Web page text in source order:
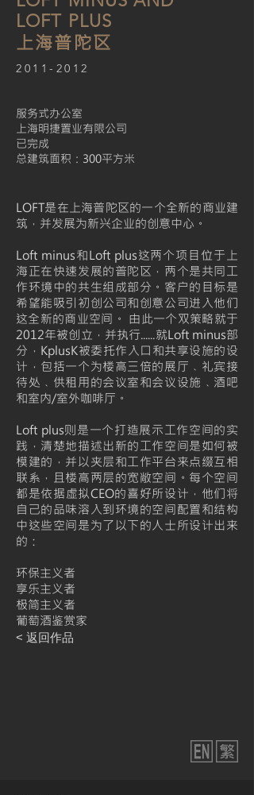
LOFT PLUS
上海普陀区
2011-2012
服务式办公室
上海明捷置业有限公司
已完成
总建筑面积：300平方米
LOFT是在上海普陀区的一个全新的商业建
筑，并发展为新兴企业的创意中心。
Loft minus和Loft plus这两个项目位于上
海正在快速发展的普陀区，两个是共同工
作环境中的共生组成部分。客户的目标是
希望能吸引初创公司和创意公司进入他们
这全新的商业空间。 由此一个双策略就于
2012年被创立，并执行......就Loft minus部
分，KplusK被委托作入口和共享设施的设
计，包括一个为楼高三倍的展厅﹑礼宾接
待处﹑供租用的会议室和会议设施﹑酒吧
和室内/室外咖啡厅。
Loft plus则是一个打造展示工作空间的实
践，清楚地描述出新的工作空间是如何被
模建的，并以夹层和工作平台来点缀互相
联系，且楼高两层的宽敞空间。每个空间
都是依据虚拟CEO的喜好所设计，他们将
自己的品味溶入到环境的空间配置和结构
中这些空间是为了以下的人士所设计出来
的：
环保主义者
享乐主义者
极简主义者
葡萄酒鉴赏家
< 返回作品